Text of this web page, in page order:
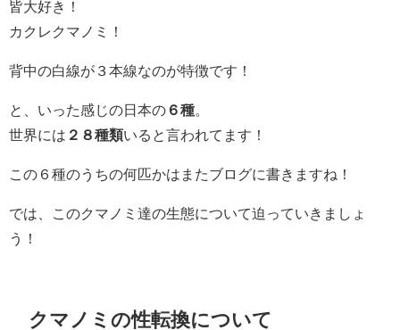
皆大好き！
カクレクマノミ！
背中の白線が３本線なのが特徴です！
と、いった感じの日本の ６種
世界には ２８種類いると言われてます！
この６種のうちの何匹かはまたブログに書きますね！
では、このクマノミ達の生態について迫っていきましょ
う！
クマノミの性転換について